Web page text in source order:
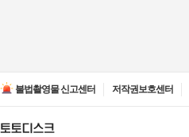
불법촬영물 신고센터 저작권보호센터